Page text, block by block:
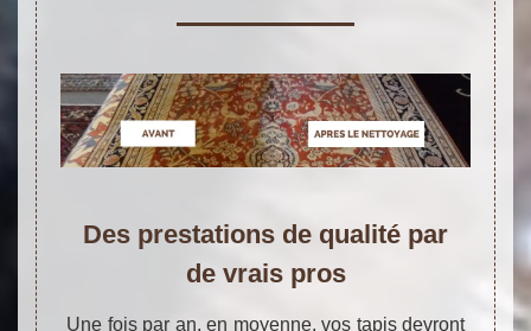
Des prestations de qualité par
de vrais pros
Une fois par an, en moyenne, vos tapis devront